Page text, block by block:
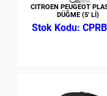
CITROEN PEUGEOT
DÜĞME (5' Lİ)